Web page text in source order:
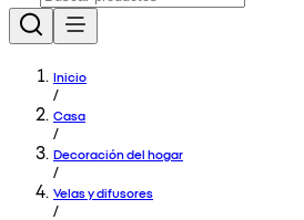
Inicio
/
Casa
/
Decoración del hogar
/
Velas y difusores
/